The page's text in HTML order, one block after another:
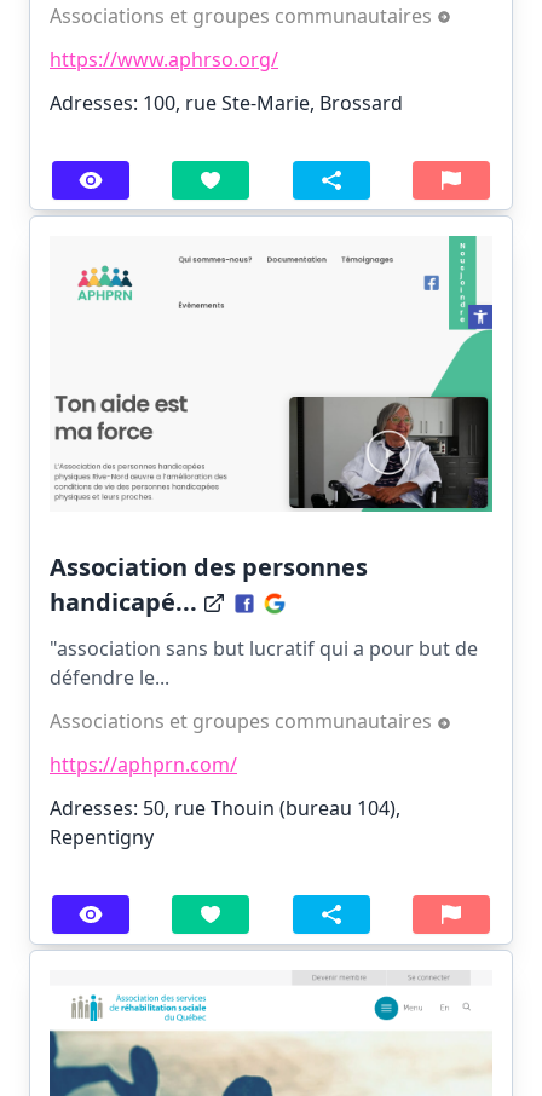
Associations et groupes communautaires
https://www.aphrso.org/
Adresses: 100, rue Ste-Marie, Brossard
Association des personnes
handicapé...
"association sans but lucratif qui a pour but de
défendre le...
Associations et groupes communautaires
https://aphprn.com/
Adresses: 50, rue Thouin (bureau 104),
Repentigny